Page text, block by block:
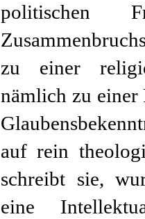
politischen
zu einer
nämlich zu einer
auf rein
schreibt sie,
eine